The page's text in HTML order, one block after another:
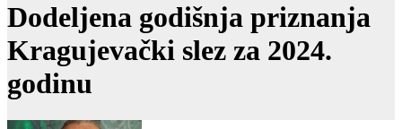
Dodeljena godišnja priznanja
Kragujevački slez za 2024.
godinu